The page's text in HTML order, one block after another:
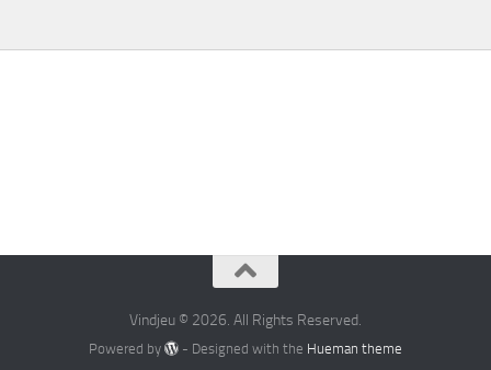
Vindjeu © 2026. All Rights Reserved.
Powered by - Designed with the Hueman theme